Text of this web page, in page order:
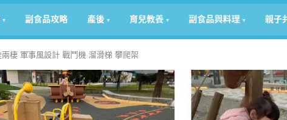
副食品攻略 產後 育兒教養 副食品與料理 親子
棲 軍事風設計 戰鬥機 溜滑梯 攀爬架